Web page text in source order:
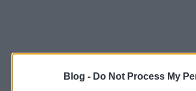
Blog - Do Not Process My